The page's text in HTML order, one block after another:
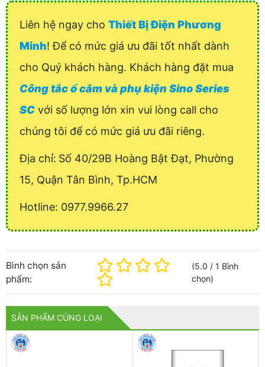
Liên hệ ngay cho Thiết Bị Điện Phương
Minh! Để có mức giá ưu đãi tốt nhất dành
cho Quý khách hàng. Khách hàng đặt mua
Công tắc ổ cắm và phụ kiện Sino Series
SC với số lượng lớn xin vui lòng call cho
chúng tôi để có mức giá ưu đãi riêng.
Địa chỉ: Số 40/29B Hoàng Bật Đạt, Phường
15, Quận Tân Bình, Tp.HCM
Hotline: 0977.9966.27
Bình chọn sản
phẩm:
(5.0 /1 Bình
chọn)
SẢN PHẨM CÙNG LOẠI